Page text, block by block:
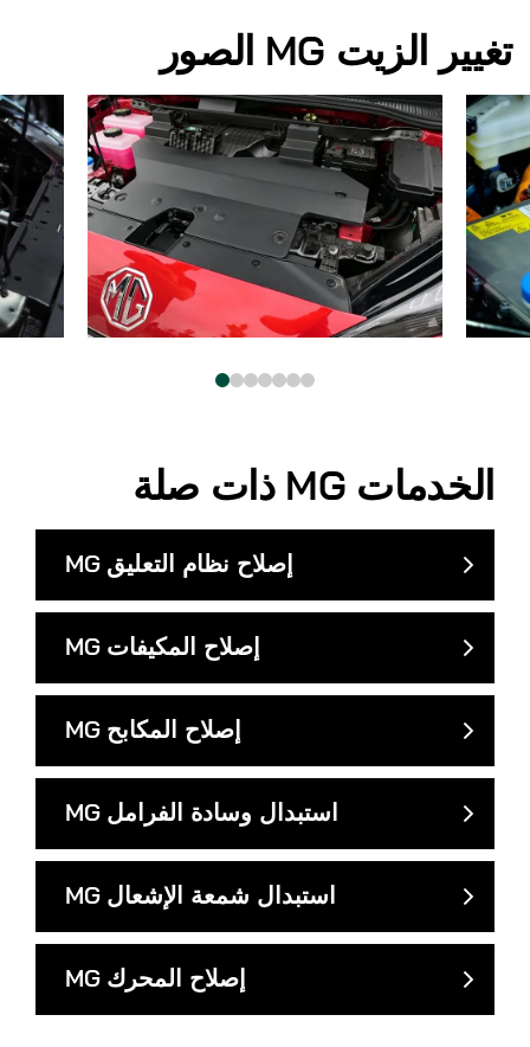
تغيير الزيت MG الصور
ذات صلة MG الخدمات
MG إصلاح نظام التعليق
MG إصلاح المكيفات
MG إصلاح المكابح
MG استبدال وسادة الفرامل
MG استبدال شمعة الإشعال
MG إصلاح المحرك